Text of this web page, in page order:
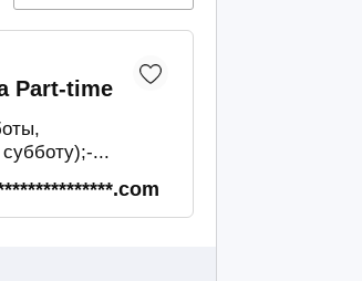
Part-time
...